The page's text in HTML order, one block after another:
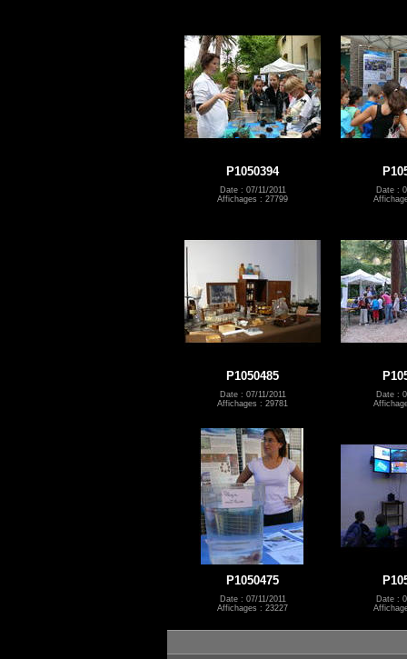
P1050394
Date : 07/11/2011
Affichages : 27799
Date :
P1050485
Date : 07/11/2011
Affichages : 29781
Date :
P1050475
Date : 07/11/2011
Affichages : 23227
Date :